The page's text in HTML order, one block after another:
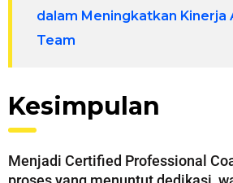
dalam Meningkatkan Kinerja
Team
Kesimpulan
Menjadi Certified Professional